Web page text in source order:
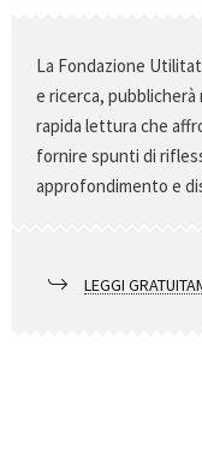
La Fondazione
e ricerca,
rapida lettura che
fornire spunti di
approfondimento e
LEGGI